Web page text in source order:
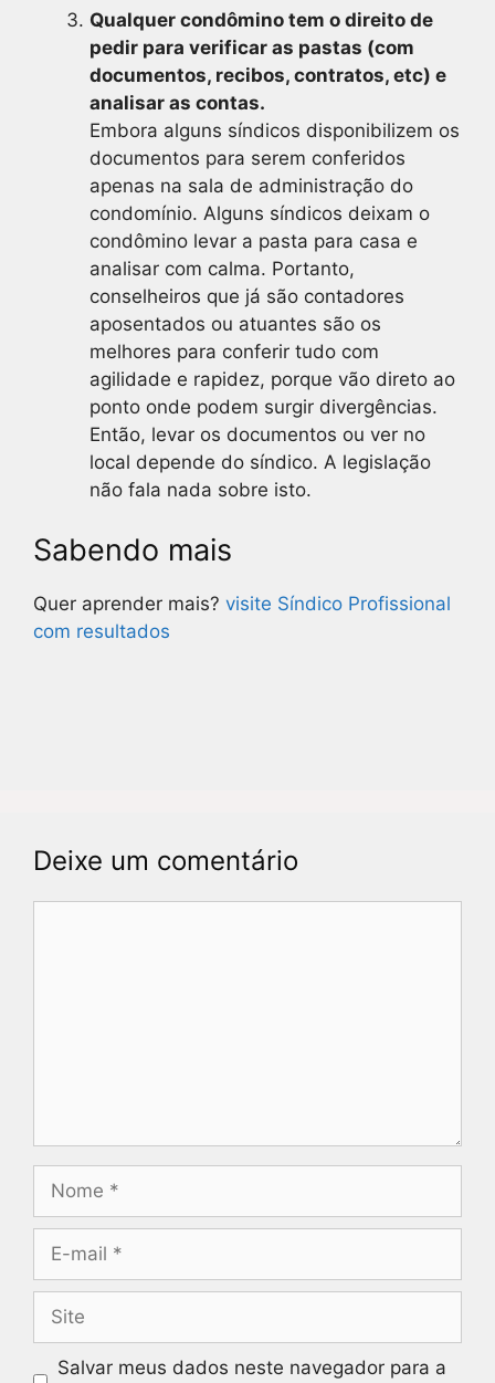
Qualquer condômino tem o direito de
pedir para verificar as pastas (com
documentos, recibos, contratos, etc) e
analisar as contas.
Embora alguns síndicos disponibilizem os
documentos para serem conferidos
apenas na sala de administração do
condomínio. Alguns síndicos deixam o
condômino levar a pasta para casa e
analisar com calma. Portanto,
conselheiros que já são contadores
aposentados ou atuantes são os
melhores para conferir tudo com
agilidade e rapidez, porque vão direto ao
ponto onde podem surgir divergências.
Então, levar os documentos ou ver no
local depende do síndico. A legislação
não fala nada sobre isto.
Sabendo mais
Quer aprender mais? visite Síndico Profissional
com resultados
Deixe um comentário
mail
Salvar meus dados neste navegador para a